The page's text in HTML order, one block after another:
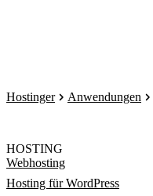
Hostinger Anwendungen
HOSTING
Webhosting
Hosting für WordPress